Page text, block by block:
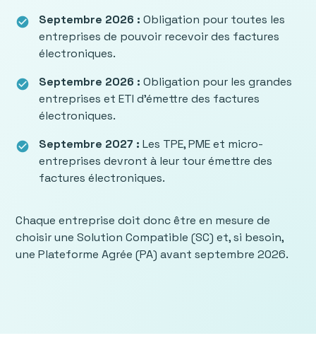
check_circle Septembre 2026 : Obligation pour toutes les
entreprises de pouvoir recevoir des factures
électroniques.
check_circle Septembre 2026 :Obligation pour les grandes
entreprises et ETI d’émettre des factures
électroniques.
check_circle Septembre 2027 : Les TPE, PME et micro-
entreprises devront à leur tour émettre des
factures électroniques.
Chaque entreprise doit donc être en mesure de
choisir une Solution Compatible (SC) et, si besoin,
une Plateforme Agrée (PA) avant septembre 2026.